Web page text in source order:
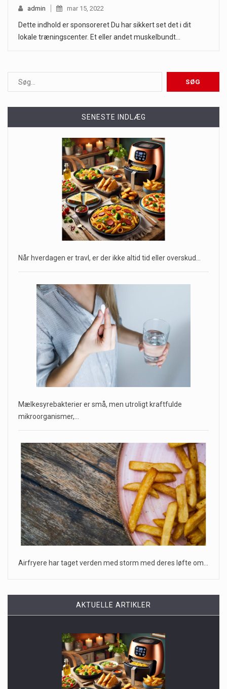
admin mar 15, 2022
Dette indhold er sponsoreret Du har sikkert set det i dit
lokale træningscenter. Et eller andet muskelbundt…
SENESTE INDLÆG
Når hverdagen er travl, er der ikke altid tid eller overskud…
Mælkesyrebakterier er små, men utroligt kraftfulde
mikroorganismer,…
Airfryere har taget verden med storm med deres løfte om…
AKTUELLE ARTIKLER